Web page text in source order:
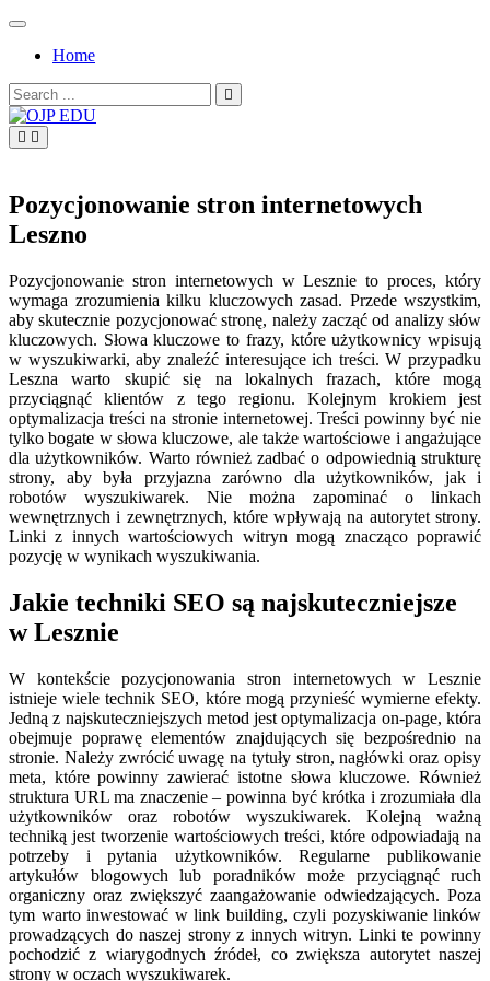
Skip
contentHome
Search
for:
Pozycjonowanie stron internetowych
Leszno
Pozycjonowanie stron internetowych w Lesznie to proces, który
wymaga zrozumienia kilku kluczowych zasad. Przede wszystkim,
aby skutecznie pozycjonować stronę, należy zacząć od analizy słów
kluczowych. Słowa kluczowe to frazy, które użytkownicy wpisują
w wyszukiwarki, aby znaleźć interesujące ich treści. W przypadku
Leszna warto skupić się na lokalnych frazach, które mogą
przyciągnąć klientów z tego regionu. Kolejnym krokiem jest
optymalizacja treści na stronie internetowej. Treści powinny być nie
tylko bogate w słowa kluczowe, ale także wartościowe i angażujące
dla użytkowników. Warto również zadbać o odpowiednią strukturę
strony, aby była przyjazna zarówno dla użytkowników, jak i
robotów wyszukiwarek. Nie można zapominać o linkach
wewnętrznych i zewnętrznych, które wpływają na autorytet strony.
Linki z innych wartościowych witryn mogą znacząco poprawić
pozycję w wynikach wyszukiwania.
Jakie techniki SEO są najskuteczniejsze
w Lesznie
W kontekście pozycjonowania stron internetowych w Lesznie
istnieje wiele technik SEO, które mogą przynieść wymierne efekty.
Jedną z najskuteczniejszych metod jest optymalizacja on-page, która
obejmuje poprawę elementów znajdujących się bezpośrednio na
stronie. Należy zwrócić uwagę na tytuły stron, nagłówki oraz opisy
meta, które powinny zawierać istotne słowa kluczowe. Również
struktura URL ma znaczenie – powinna być krótka i zrozumiała dla
użytkowników oraz robotów wyszukiwarek. Kolejną ważną
techniką jest tworzenie wartościowych treści, które odpowiadają na
potrzeby i pytania użytkowników. Regularne publikowanie
artykułów blogowych lub poradników może przyciągnąć ruch
organiczny oraz zwiększyć zaangażowanie odwiedzających. Poza
tym warto inwestować w link building, czyli pozyskiwanie linków
prowadzących do naszej strony z innych witryn. Linki te powinny
pochodzić z wiarygodnych źródeł, co zwiększa autorytet naszej
strony w oczach wyszukiwarek.